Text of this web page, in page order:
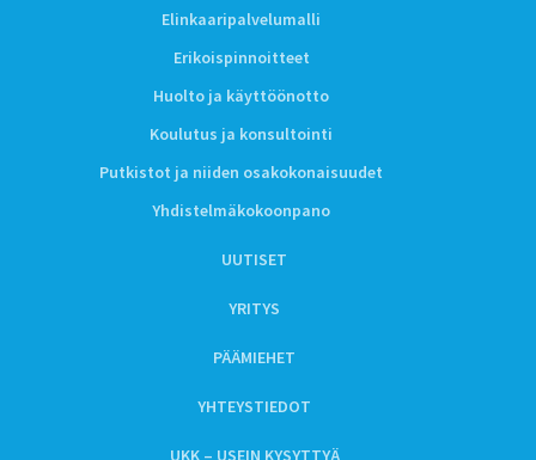
Elinkaaripalvelumalli
Erikoispinnoitteet
Huolto ja käyttöönotto
Koulutus ja konsultointi
Putkistot ja niiden osakokonaisuudet
Yhdistelmäkokoonpano
UUTISET
YRITYS
PÄÄMIEHET
YHTEYSTIEDOT
UKK – USEIN KYSYTTYÄ